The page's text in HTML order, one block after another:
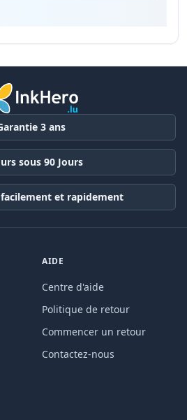
3 ans
sous 90 Jours
et rapidement
AIDE
Centre d'aide
Politique de retour
Commencer un retour
Contactez-nous